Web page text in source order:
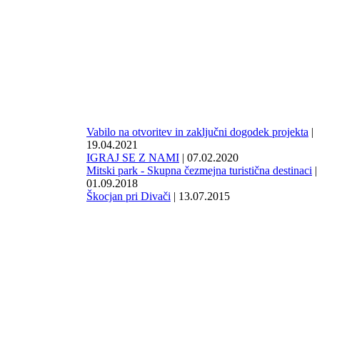
Vabilo na otvoritev in zaključni dogodek projekta |
19.04.2021
IGRAJ SE Z NAMI | 07.02.2020
Mitski park - Skupna čezmejna turistična destinaci |
01.09.2018
Škocjan pri Divači | 13.07.2015